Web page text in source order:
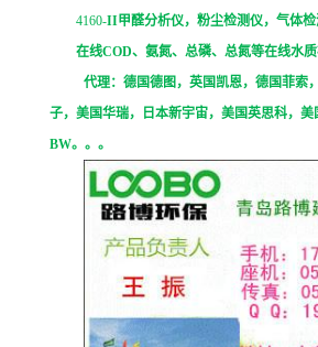
4160-II甲醛分析仪，粉尘检测仪，气体
在线COD、氨氮、总磷、总氮等在线水
代理：德国德图，英国凯恩，德国菲索
子，美国华瑞，日本新宇宙，美国英思科，
BW。。。